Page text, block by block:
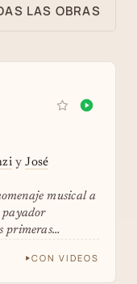
LAS OBRAS
yJosé
musical a
payador
primeras
CON VIDEOS